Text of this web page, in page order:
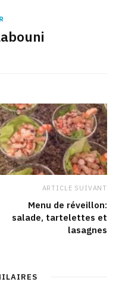
ARTICLE SUIVANT
Menu de réveillon:
salade, tartelettes et
lasagnes